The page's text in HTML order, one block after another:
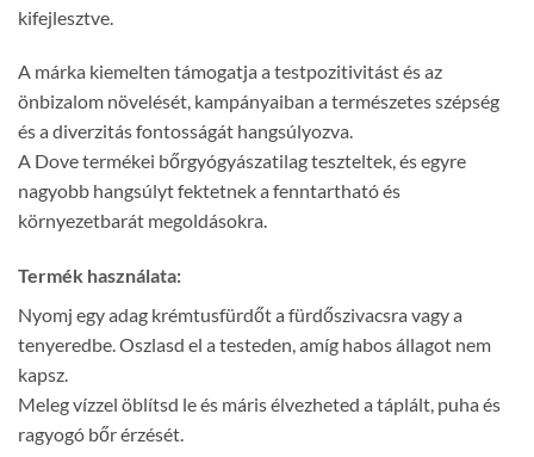
kifejlesztve.
A márka kiemelten támogatja a testpozitivitást és az
önbizalom növelését, kampányaiban a természetes szépség
és a diverzitás fontosságát hangsúlyozva.
A Dove termékei bőrgyógyászatilag teszteltek, és egyre
nagyobb hangsúlyt fektetnek a fenntartható és
környezetbarát megoldásokra.
Termék használata:
Nyomj egy adag krémtusfürdőt a fürdőszivacsra vagy a
tenyeredbe. Oszlasd el a testeden, amíg habos állagot nem
kapsz.
Meleg vízzel öblítsd le és máris élvezheted a táplált, puha és
ragyogó bőr érzését.